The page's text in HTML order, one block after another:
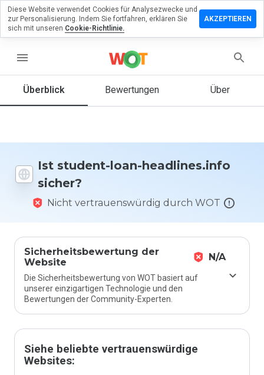
menu
Überblick Bewertungen Über
Ist student-loan-headlines.info
sicher?
Nicht vertrauenswürdig durch WOT
Sicherheitsbewertung der
Website
N/A
Die Sicherheitsbewertung von WOT basiert auf
unserer einzigartigen Technologie und den
Bewertungen der Community-Experten.
Siehe beliebte vertrauenswürdige
Websites:
zu
würden
Website
auf einer
Skala von
bewerten?
Diese Website verwendet Cookies für Analysezwecke und
zur Personalisierung. Indem Sie fortfahren, erklären Sie
sich mit unseren Cookie-Richtlinie.
AKZEPTIEREN